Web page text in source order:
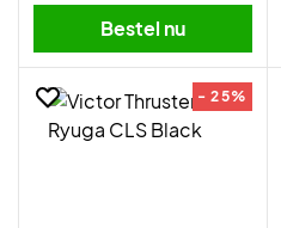
Bestel nu
- 25%